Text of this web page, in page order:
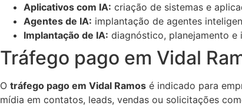
Aplicativos com IA: criação de sistemas e
Agentes de IA: implantação de agentes
Implantação de IA: diagnóstico, planejamento
Tráfego pago em Vidal
O tráfego pago em Vidal Ramos é indicado para
mídia em contatos, leads, vendas ou solicitações